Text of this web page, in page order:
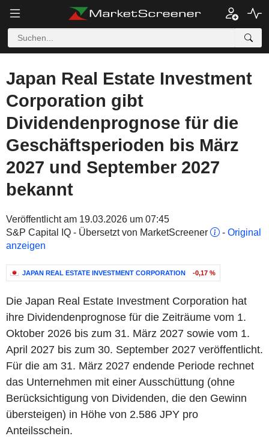
Japan Real Estate Investment
Corporation gibt
Dividendenprognose für die
Geschäftsperioden bis März
2027 und September 2027
bekannt
Veröffentlicht am 19.03.2026 um 07:45
S&P Capital IQ - Übersetzt von MarketScreener
- Original
anzeigen
JAPAN REAL ESTATE INVESTMENT CORPORATION -0,17 %
Die Japan Real Estate Investment Corporation hat
ihre Dividendenprognose für die Zeiträume vom 1.
Oktober 2026 bis zum 31. März 2027 sowie vom 1.
April 2027 bis zum 30. September 2027 veröffentlicht.
Für die am 31. März 2027 endende Periode rechnet
das Unternehmen mit einer Ausschüttung (ohne
Berücksichtigung von Dividenden, die den Gewinn
übersteigen) in Höhe von 2.586 JPY pro
Anteilsschein.